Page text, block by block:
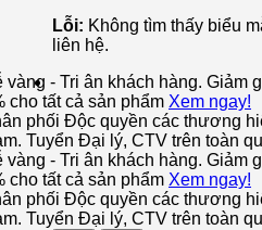
Lỗi: Không tìm thấy biểu
liên hệ.
vàng - Tri ân khách hàng. Giảm
cho tất cả sản phẩm Xem ngay!
phối Độc quyền các thương
Tuyển Đại lý, CTV trên toàn
vàng - Tri ân khách hàng. Giảm
cho tất cả sản phẩm Xem ngay!
phối Độc quyền các thương
Tuyển Đại lý, CTV trên toàn